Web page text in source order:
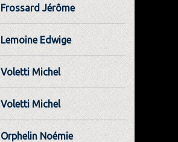
Frossard Jérôme
Lemoine Edwige
Voletti Michel
Voletti Michel
Orphelin Noémie